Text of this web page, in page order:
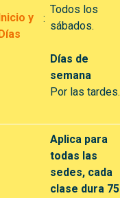
y
Todos los
sábados.
Días de
semana
Por las tardes.
Aplica para
todas las
sedes, cada
clase dura 75